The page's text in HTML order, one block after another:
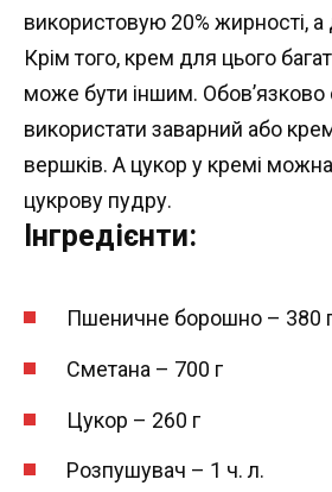
використовую 20% жирності,
Крім того, крем для цього
може бути іншим. Обов’язково
використати заварний або
вершків. А цукор у кремі
цукрову пудру.
Інгредієнти:
Пшеничне борошно – 380
Сметана – 700 г
Цукор – 260 г
Розпушувач – 1 ч. л.